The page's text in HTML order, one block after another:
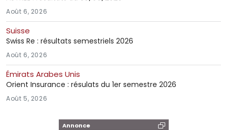
Août 6, 2026
Suisse
Swiss Re : résultats semestriels 2026
Août 6, 2026
Émirats Arabes Unis
Orient Insurance : résulats du 1er semestre 2026
Août 5, 2026
Annonce